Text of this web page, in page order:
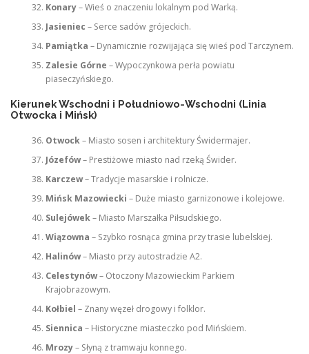
Konary– Wieś o znaczeniu lokalnym pod Warką.
Jasieniec – Serce sadów grójeckich.
Pamiątka – Dynamicznie rozwijająca się wieś pod Tarczynem.
Zalesie Górne – Wypoczynkowa perła powiatu
piaseczyńskiego.
Kierunek Wschodni i Południowo-Wschodni (Linia
Otwocka i Mińsk)
Otwock– Miasto sosen i architektury Świdermajer.
Józefów– Prestiżowe miasto nad rzeką Świder.
Karczew– Tradycje masarskie i rolnicze.
Mińsk Mazowiecki – Duże miasto garnizonowe i kolejowe.
Sulejówek– Miasto Marszałka Piłsudskiego.
Wiązowna – Szybko rosnąca gmina przy trasie lubelskiej.
Halinów– Miasto przy autostradzie A2.
Celestynów– Otoczony Mazowieckim Parkiem
Krajobrazowym.
Kołbiel – Znany węzeł drogowy i folklor.
Siennica – Historyczne miasteczko pod Mińskiem.
Mrozy– Słyną z tramwaju konnego.